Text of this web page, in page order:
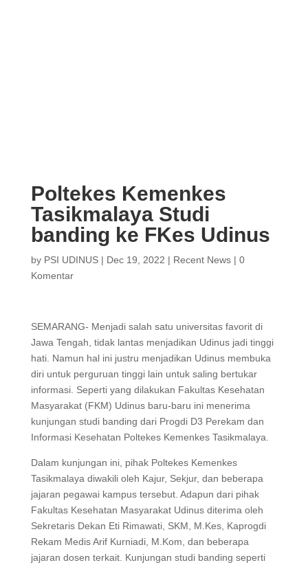
Poltekes Kemenkes
Tasikmalaya Studi
banding ke FKes Udinus
by PSI UDINUS| Dec 19, 2022 | Recent News| 0
Komentar
SEMARANG- Menjadi salah satu universitas favorit di
Jawa Tengah, tidak lantas menjadikan Udinus jadi tinggi
hati. Namun hal ini justru menjadikan Udinus membuka
diri untuk perguruan tinggi lain untuk saling bertukar
informasi. Seperti yang dilakukan Fakultas Kesehatan
Masyarakat (FKM) Udinus baru-baru ini menerima
kunjungan studi banding dari Progdi D3 Perekam dan
Informasi Kesehatan Poltekes Kemenkes Tasikmalaya.
Dalam kunjungan ini, pihak Poltekes Kemenkes
Tasikmalaya diwakili oleh Kajur, Sekjur, dan beberapa
jajaran pegawai kampus tersebut. Adapun dari pihak
Fakultas Kesehatan Masyarakat Udinus diterima oleh
Sekretaris Dekan Eti Rimawati, SKM, M.Kes, Kaprogdi
Rekam Medis Arif Kurniadi, M.Kom, dan beberapa
jajaran dosen terkait. Kunjungan studi banding seperti